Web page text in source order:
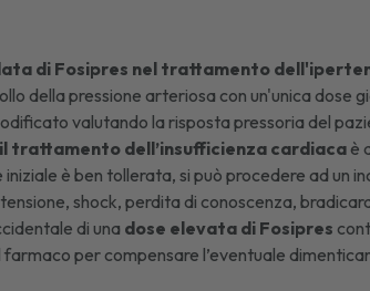
di Fosipres nel trattamento
della pressione arteriosa con un'unica dose
valutando la risposta pressoria del
trattamento dell’insufficienza cardiacaè
è ben tollerata, si può procedere ad un
shock, perdita di conoscenza,
di una dose elevata di Fosipres
farmaco per compensare l’eventuale